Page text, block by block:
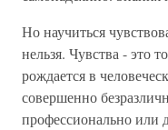
Но научиться
нельзя. Чувства - это
рождается в
совершенно
профессионально или